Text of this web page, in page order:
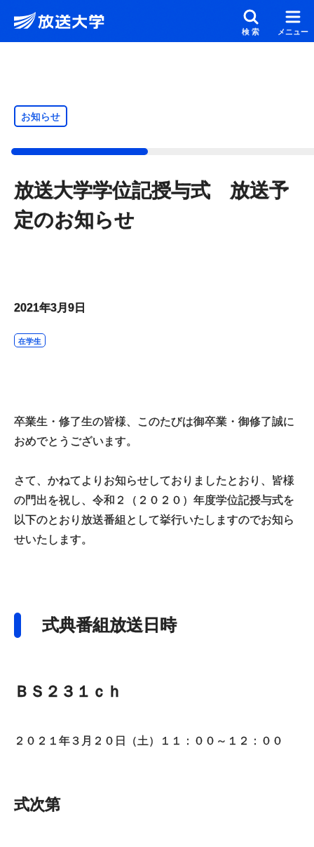
メインコンテンツにスキップ
検索 メニュー
お知らせ
放送大学学位記授与式 放送予
定のお知らせ
2021年3月9日
在学生
卒業生・修了生の皆様、このたびは御卒業・御修了誠に
おめでとうございます。
さて、かねてよりお知らせしておりましたとおり、皆様
の門出を祝し、令和２（２０２０）年度学位記授与式を
以下のとおり放送番組として挙行いたしますのでお知ら
せいたします。
式典番組放送日時
ＢＳ２３１ｃｈ
２０２１年３月２０日（土）１１：００～１２：００
式次第